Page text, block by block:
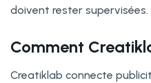
doivent rester supervisées.
Comment
Creatiklab connecte